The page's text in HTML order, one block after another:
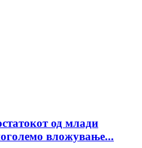
од млади
вложување...